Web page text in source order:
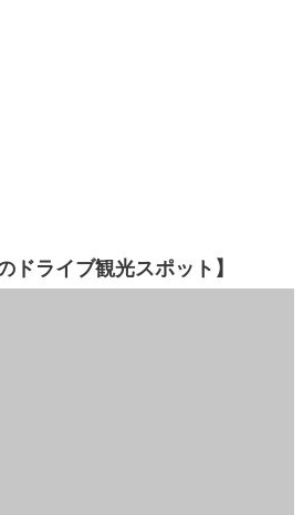
ドライブ観光スポット】